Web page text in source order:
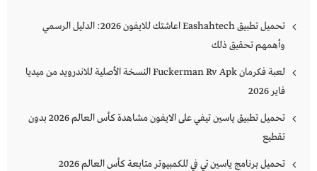
تحميل تطبيق Eashahtech اعاشتك للايفون 2026: الدليل الرسمي
وأهمهم تحقيق ذلك
لعبة فكرمان Fuckerman Rv Apk النسخة الأصلية للاندرويد من ميديا
فاير 2026
تحميل تطبيق ياسين تيفي على الايفون مشاهدة كأس العالم 2026 بدون
تقطيع
تحميل برنامج ياسين تي في للكمبيوتر متابعة كأس العالم 2026